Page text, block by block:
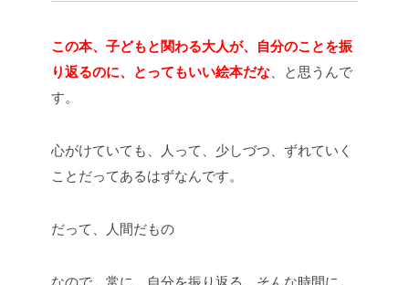
この本、子どもと関わる大人が、自分のことを振
り返るのに、とってもいい絵本だな 、と思うんで
す。
心がけていても、人って、少しづつ、ずれていく
ことだってあるはずなんです。
だって、人間だもの
なので、常に、自分を振り返る、そんな時間に、